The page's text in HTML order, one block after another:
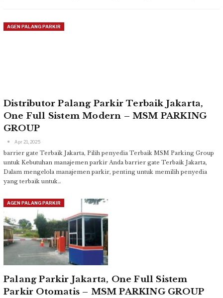
AGEN PALANG PARKIR
Distributor Palang Parkir Terbaik Jakarta,
One Full Sistem Modern – MSM PARKING
GROUP
Apr 21, 2025
barrier gate Terbaik Jakarta, Pilih penyedia Terbaik MSM Parking Group
untuk Kebutuhan manajemen parkir Anda barrier gate Terbaik Jakarta,
Dalam mengelola manajemen parkir, penting untuk memilih penyedia
yang terbaik untuk…
AGEN PALANG PARKIR
Palang Parkir Jakarta, One Full Sistem
Parkir Otomatis – MSM PARKING GROUP